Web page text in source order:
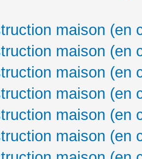
maison (en
maison (en
maison (en
maison (en
maison (en
maison (en